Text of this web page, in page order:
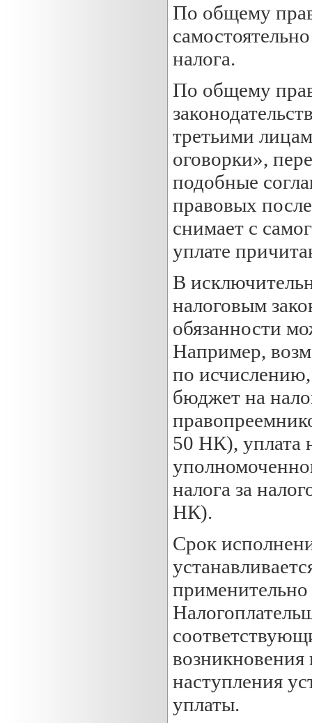
По общему
налога.
По общему
третьими
оговорки»,
подобные
правовых
снимает с
уплате
В
налоговым
обязанности
Например,
по
бюджет на
50 НК), уплата
налога за
НК).
Срок
возникновения
наступления
уплаты.